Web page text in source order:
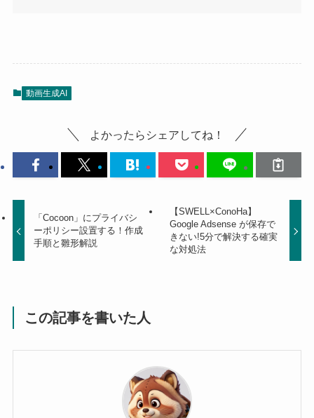
動画生成AI
よかったらシェアしてね！
「Cocoon」にプライバシ
ーポリシー設置する！作成
手順と雛形解説
【SWELL×ConoHa】
Google Adsense が保存で
きない!5分で解決する確実
な対処法
この記事を書いた人